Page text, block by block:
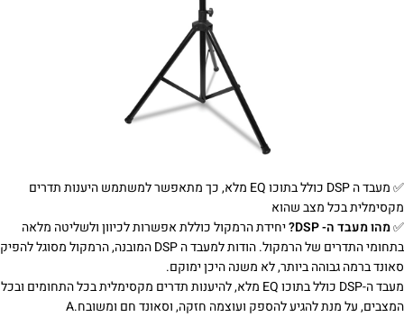
✅‌ מעבד ה DSP כולל בתוכו EQ מלא, כך מתאפשר למשתמש היענות תדרים
מקסימלית בכל מצב שהוא
✅‌מהו מעבד ה- DSP?
יחידת הרמקול כוללת אפשרות לכיוון ולשליטה מלאה
בתחומי התדרים של הרמקול. הודות למעבד ה DSP המובנה, הרמקול מסוגל להפיק
סאונד ברמה גבוהה ביותר, לא משנה היכן ימוקם.
מעבד ה-DSP כולל בתוכו EQ מלא, להיענות תדרים מקסימלית בכל התחומים ובכל
המצבים, על מנת להגיע להספק ועוצמה חזקה, וסאונד חם ומשובח.A